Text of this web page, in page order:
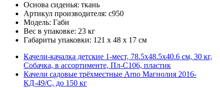
Основа сиденья: ткань
Артикул производителя: с950
Модель: Габи
Вес в упаковке: 23 кг
Габариты упаковки: 121 x 48 x 17 см
Качели-качалка детские 1-мест, 78.5х48.5х40.6 см, 30 кг,
Собачка, в ассортименте, Пл-С106, пластик
Качели садовые трёхместные Arno Магнолия 2016-
КД-49/С, до 150 кг